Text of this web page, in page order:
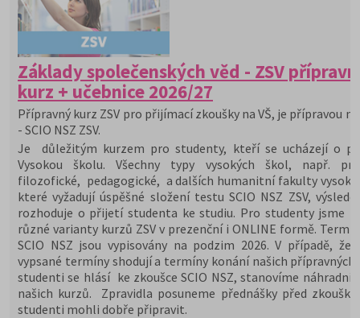
Základy společenských věd - ZSV
kurz + učebnice 2026/27
Přípravný kurz ZSV pro přijímací zkoušky na VŠ, je přípravou
- SCIO NSZ ZSV.
Je důležitým kurzem pro studenty, kteří se ucházejí o
Vysokou školu. Všechny typy vysokých škol, např.
filozofické, pedagogické, a dalších humanitní fakulty
které vyžadují úspěšné složení testu SCIO NSZ ZSV,
rozhoduje o přijetí studenta ke studiu. Pro studenty jsme
různé varianty kurzů ZSV v prezenční i ONLINE formě.
SCIO NSZ jsou vypisovány na podzim 2026. V případě,
vypsané termíny shodují a termíny konání našich přípravných
studenti se hlásí ke zkoušce SCIO NSZ, stanovíme náhradní
našich kurzů. Zpravidla posuneme přednášky před
studenti mohli dobře připravit.